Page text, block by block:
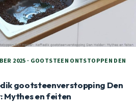
2025 · GOOTSTEEN ONTSTOPPEN DEN
gootsteenverstopping Den
Mythes en feiten